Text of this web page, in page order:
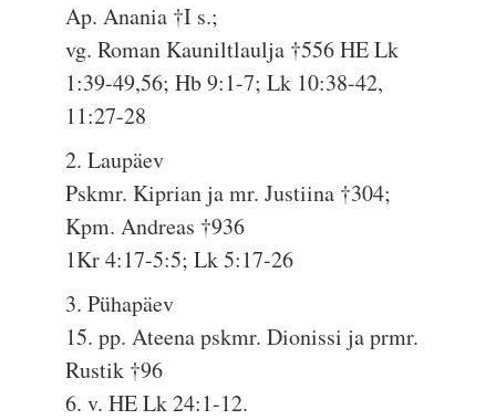
Ap. Anania †I s.;
vg. Roman Kauniltlaulja †556 HE Lk
1:39-49,56; Hb 9:1-7; Lk 10:38-42,
11:27-28
2. Laupäev
Pskmr. Kiprian ja mr. Justiina †304;
Kpm. Andreas †936
1Kr 4:17-5:5; Lk 5:17-26
3. Pühapäev
15. pp. Ateena pskmr. Dionissi ja prmr.
Rustik †96
6. v. HE Lk 24:1-12.